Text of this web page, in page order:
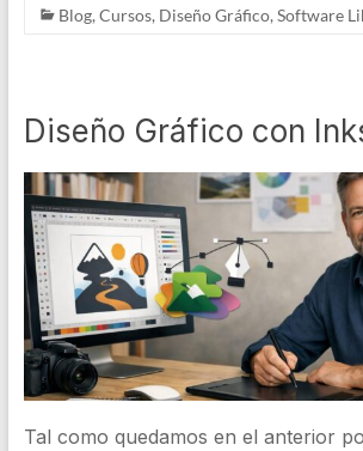
Blog, Cursos, Diseño Gráfico, Software
Diseño Gráfico con
Tal como quedamos en el anterior